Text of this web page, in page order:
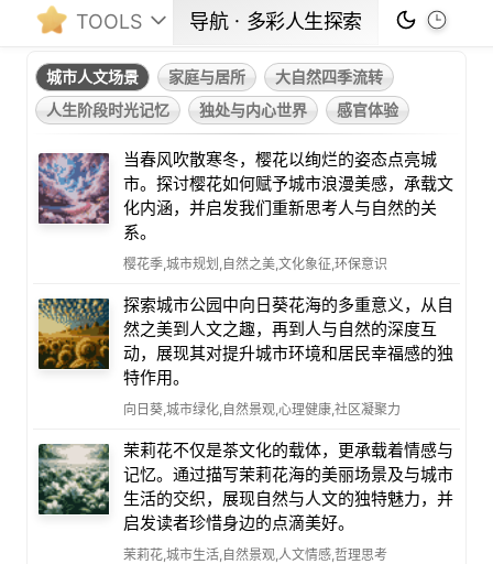
TOOLS 导航ㆍ多彩人生探索
城市人文场景 家庭与居所
大自然四季流转
人生阶段时光记忆
独处与内心世界 感官体验
当春风吹散寒冬，樱花以绚烂的姿态点亮城
市。探讨樱花如何赋予城市浪漫美感，承载文
化内涵，并启发我们重新思考人与自然的关
系。
樱花季,城市规划,自然之美,文化象征,环保意识
探索城市公园中向日葵花海的多重意义，从自
然之美到人文之趣，再到人与自然的深度互
动，展现其对提升城市环境和居民幸福感的独
特作用。
向日葵,城市绿化,自然景观,心理健康,社区凝聚力
茉莉花不仅是茶文化的载体，更承载着情感与
记忆。通过描写茉莉花海的美丽场景及与城市
生活的交织，展现自然与人文的独特魅力，并
启发读者珍惜身边的点滴美好。
茉莉花,城市生活,自然景观,人文情感,哲理思考